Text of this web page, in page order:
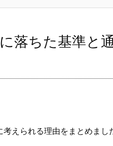
落ちた基準と
考えられる理由をまとめまし